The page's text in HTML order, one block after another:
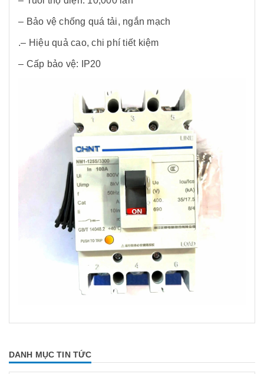
– Bảo vệ chống quá tải, ngắn mạch
.– Hiệu quả cao, chi phí tiết kiệm
– Cấp bảo vệ: IP20
DANH MỤC TIN TỨC